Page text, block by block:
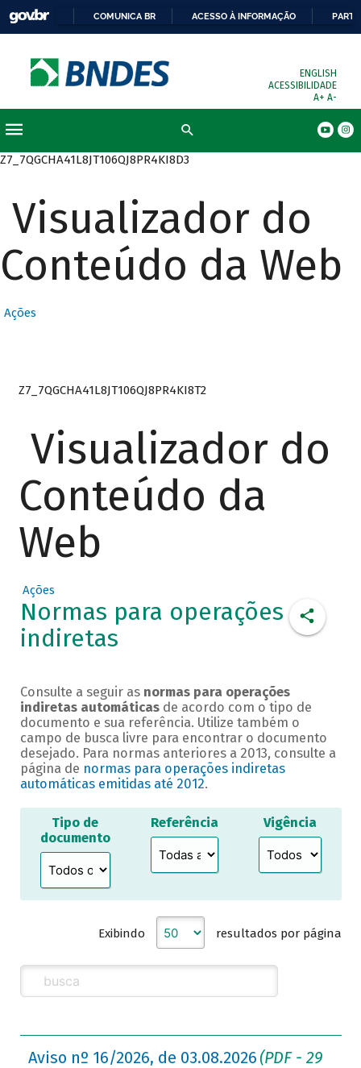
COMUNICA BR ACESSO À INFORMAÇÃO
ENGLISH
ACESSIBILIDADE
A+ A-
Z7_7QGCHA41L8JT106QJ8PR4KI8D3
Visualizador do
Conteúdo da Web
Ações
Z7_7QGCHA41L8JT106QJ8PR4KI8T2
Visualizador do
Conteúdo da
Web
Ações
Normas para operações
indiretas
Consulte a seguir as normas para operações
indiretas automáticasde acordo com o tipo de
documento e sua referência. Utilize também o
campo de busca livre para encontrar o documento
desejado. Para normas anteriores a 2013, consulte a
página de normas para operações indiretas
automáticas emitidas até 2012.
Tipo de
documento
Referência Vigência
Exibindo resultados por página
Aviso nº 16/2026, de 03.08.2026(PDF - 29